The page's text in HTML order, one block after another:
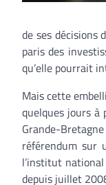
de ses décisions
paris des
qu’elle pourrait
Mais cette
quelques jours à
Grande-
référendum sur
l’institut
depuis juillet